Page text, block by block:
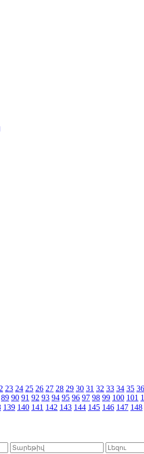
23 24 25 26 27 28 29 30 31 32 33 34 35 36
89 90 91 92 93 94 95 96 97 98 99 100 101
139 140 141 142 143 144 145 146 147 148